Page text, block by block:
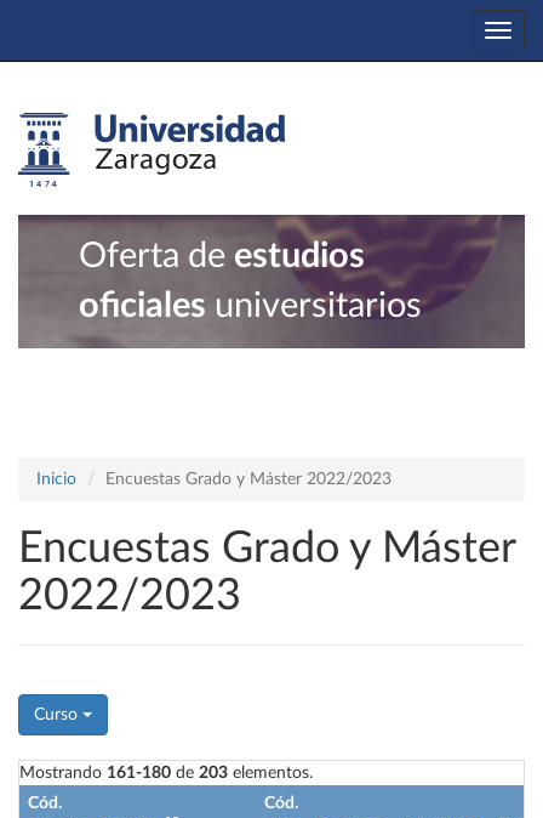
Oferta de estudios
oficiales universitarios
Inicio Encuestas Grado y Máster 2022/2023
Encuestas Grado y Máster
2022/2023
Curso
Mostrando 161-180 de 203 elementos.
Cód.
Cód.